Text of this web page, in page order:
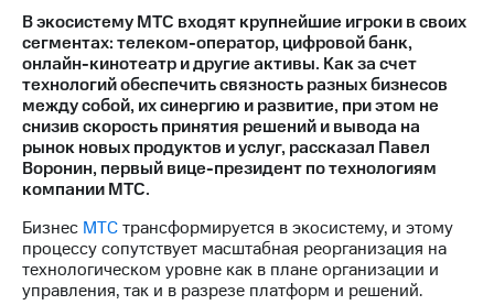
Контакты
Медиа-центр
Пресс-
релизы
МТС
о технологиях
Достижения
Интервью
Финансовая
В экосистему МТС входят крупнейшие игроки в своих
сегментах: телеком-оператор, цифровой банк,
онлайн-кинотеатр и другие активы. Как за счет
технологий обеспечить связность разных бизнесов
между собой, их синергию и развитие, при этом не
снизив скорость принятия решений и вывода на
рынок новых продуктов и услуг, рассказал Павел
Воронин, первый вице-президент по технологиям
компании МТС.
Бизнес МТСтрансформируется в экосистему, и этому
процессу сопутствует масштабная реорганизация на
технологическом уровне как в плане организации и
управления, так и в разрезе платформ и решений.